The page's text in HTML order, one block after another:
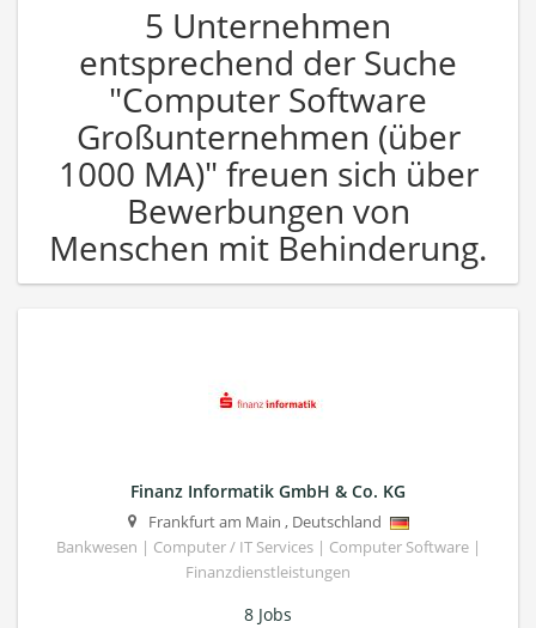
5 Unternehmen
entsprechend der Suche
"Computer Software
Großunternehmen (über
1000 MA)" freuen sich über
Bewerbungen von
Menschen mit Behinderung.
Finanz Informatik GmbH & Co. KG
Frankfurt am Main , Deutschland
Bankwesen | Computer / IT Services | Computer Software |
Finanzdienstleistungen
8 Jobs